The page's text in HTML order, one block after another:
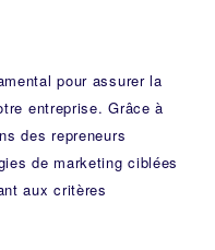
pour assurer la
entreprise. Grâce à
des repreneurs
de marketing ciblées
aux critères